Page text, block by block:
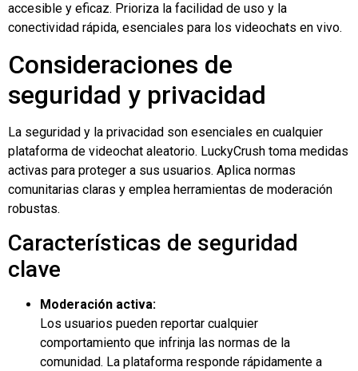
accesible y eficaz. Prioriza la facilidad de uso y la
conectividad rápida, esenciales para los videochats en vivo.
Consideraciones de
seguridad y privacidad
La seguridad y la privacidad son esenciales en cualquier
plataforma de videochat aleatorio. LuckyCrush toma medidas
activas para proteger a sus usuarios. Aplica normas
comunitarias claras y emplea herramientas de moderación
robustas.
Características de seguridad
clave
Moderación activa:
Los usuarios pueden reportar cualquier
comportamiento que infrinja las normas de la
comunidad. La plataforma responde rápidamente a